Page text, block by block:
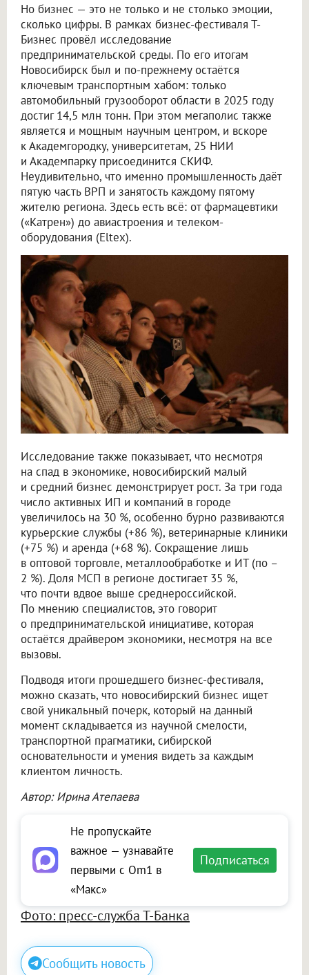
Но бизнес — это не только и не столько эмоции,
сколько цифры. В рамках бизнес-фестиваля Т-
Бизнес провёл исследование
предпринимательской среды. По его итогам
Новосибирск был и по-прежнему остаётся
ключевым транспортным хабом: только
автомобильный грузооборот области в 2025 году
достиг 14,5 млн тонн. При этом мегаполис также
является и мощным научным центром, и вскоре
к Академгородку, университетам, 25 НИИ
и Академпарку присоединится СКИФ.
Неудивительно, что именно промышленность даёт
пятую часть ВРП и занятость каждому пятому
жителю региона. Здесь есть всё: от фармацевтики
(«Катрен») до авиастроения и телеком-
оборудования (Eltex).
Исследование также показывает, что несмотря
на спад в экономике, новосибирский малый
и средний бизнес демонстрирует рост. За три года
число активных ИП и компаний в городе
увеличилось на 30 %, особенно бурно развиваются
курьерские службы (+86 %), ветеринарные клиники
(+75 %) и аренда (+68 %). Сокращение лишь
в оптовой торговле, металлообработке и ИТ (по –
2 %). Доля МСП в регионе достигает 35 %,
что почти вдвое выше среднероссийской.
По мнению специалистов, это говорит
о предпринимательской инициативе, которая
остаётся драйвером экономики, несмотря на все
вызовы.
Подводя итоги прошедшего бизнес-фестиваля,
можно сказать, что новосибирский бизнес ищет
свой уникальный почерк, который на данный
момент складывается из научной смелости,
транспортной прагматики, сибирской
основательности и умения видеть за каждым
клиентом личность.
Автор: Ирина Атепаева
Не пропускайте
важное — узнавайте
первыми с Om1 в
«Макс»
Подписаться
Фото: пресс-служба Т-Банка
Сообщить новость